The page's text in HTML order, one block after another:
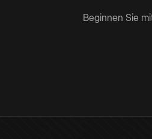
Beginnen Sie